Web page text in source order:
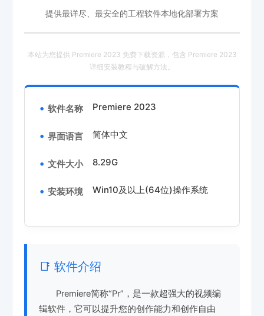
提供最详尽、最安全的工程软件本地化部署方案
本站为您提供 Premiere 2023 免费下载资源，包含 Premiere 2023
详细安装教程与破解方法。
软件名称 Premiere 2023
界面语言 简体中文
文件大小 8.29G
安装环境 Win10及以上(64位)操作系统
📑 软件介绍
Premiere简称“Pr”，是一款超强大的视频编
辑软件，它可以提升您的创作能力和创作自由